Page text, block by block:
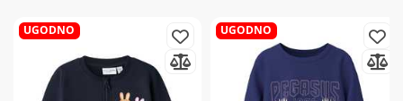
UGODNO UGODNO